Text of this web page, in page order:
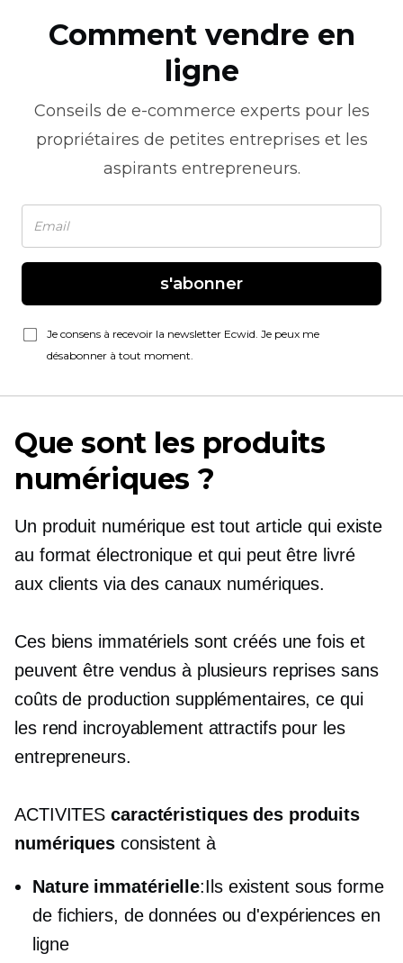
Comment vendre en
ligne
Conseils de e-commerce experts pour les
propriétaires de petites entreprises et les
aspirants entrepreneurs.
s'abonner
Je consens à recevoir la newsletter Ecwid. Je peux me
désabonner à tout moment.
Que sont les produits
numériques ?
Un produit numérique est tout article qui existe
au format électronique et qui peut être livré
aux clients via des canaux numériques.
Ces biens immatériels sont créés une fois et
peuvent être vendus à plusieurs reprises sans
coûts de production supplémentaires, ce qui
les rend incroyablement attractifs pour les
entrepreneurs.
ACTIVITES caractéristiques des produits
numériques consistent à
Nature immatérielle:Ils existent sous forme
de fichiers, de données ou d'expériences en
ligne